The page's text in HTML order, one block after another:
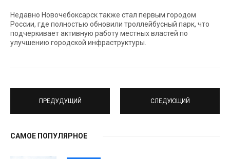
Недавно Новочебоксарск также стал первым городом
России, где полностью обновили троллейбусный парк, что
подчеркивает активную работу местных властей по
улучшению городской инфраструктуры.
ПРЕДУДУЩИЙ СЛЕДУЮЩИЙ
САМОЕ ПОПУЛЯРНОЕ